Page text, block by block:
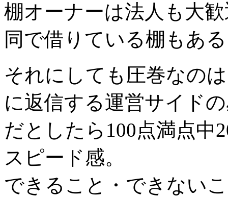
棚オーナーは法人も大
同で借りている棚もあ
それにしても圧巻なの
に返信する運営サイド
だとしたら100点満点中
スピード感。
できること・できない